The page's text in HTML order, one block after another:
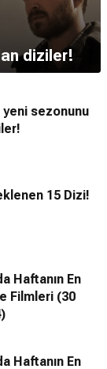
diziler!
yeni sezonunu
15 Dizi!
Haftanın En
Filmleri (30
Haftanın En